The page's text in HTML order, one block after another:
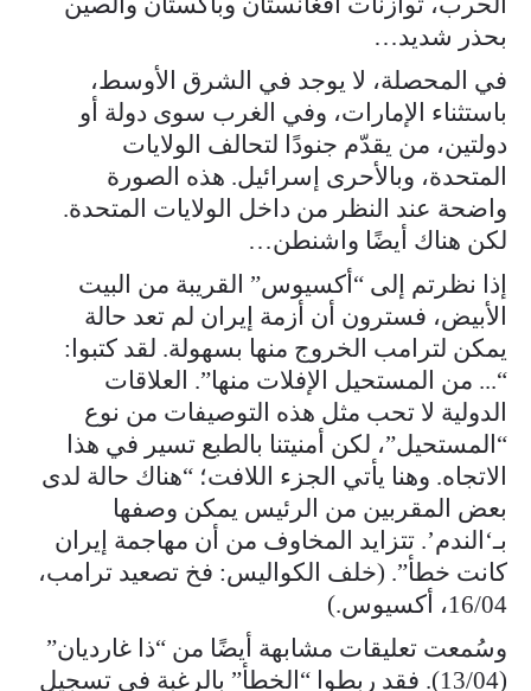
بحذر شديد…
في المحصلة، لا يوجد في الشرق الأوسط،
باستثناء الإمارات، وفي الغرب سوى دولة أو
دولتين، من يقدّم جنودًا لتحالف الولايات
المتحدة، وبالأحرى إسرائيل. هذه الصورة
واضحة عند النظر من داخل الولايات المتحدة.
لكن هناك أيضًا واشنطن…
إذا نظرتم إلى “أكسيوس” القريبة من البيت
الأبيض، فسترون أن أزمة إيران لم تعد حالة
يمكن لترامب الخروج منها بسهولة. لقد كتبوا:
“... من المستحيل الإفلات منها”. العلاقات
الدولية لا تحب مثل هذه التوصيفات من نوع
“المستحيل”، لكن أمنيتنا بالطبع تسير في هذا
الاتجاه. وهنا يأتي الجزء اللافت؛ “هناك حالة لدى
بعض المقربين من الرئيس يمكن وصفها
بـ‘الندم’. تتزايد المخاوف من أن مهاجمة إيران
كانت خطأ”. (خلف الكواليس: فخ تصعيد ترامب،
16/04، أكسيوس.)
وسُمعت تعليقات مشابهة أيضًا من “ذا غارديان”
(13/04). فقد ربطوا “الخطأ” بالرغبة في تسجيل